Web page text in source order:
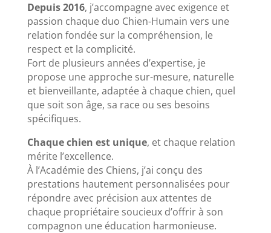
Depuis 2016, j’accompagne avec exigence et
passion chaque duo Chien-Humain vers une
relation fondée sur la compréhension, le
respect et la complicité.
Fort de plusieurs années d’expertise, je
propose une approche sur-mesure, naturelle
et bienveillante, adaptée à chaque chien, quel
que soit son âge, sa race ou ses besoins
spécifiques.
Chaque chien est unique, et chaque relation
mérite l’excellence.
À l’Académie des Chiens, j’ai conçu des
prestations hautement personnalisées pour
répondre avec précision aux attentes de
chaque propriétaire soucieux d’offrir à son
compagnon une éducation harmonieuse.